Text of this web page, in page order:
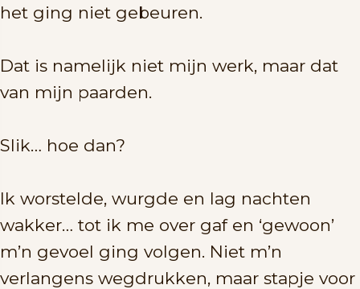
het ging niet gebeuren.
Dat is namelijk niet mijn werk, maar dat
van mijn paarden.
Slik… hoe dan?
Ik worstelde, wurgde en lag nachten
wakker… tot ik me over gaf en ‘gewoon’
m’n gevoel ging volgen. Niet m’n
verlangens wegdrukken, maar stapje voor